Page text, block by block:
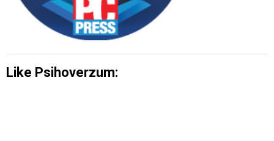
Like Psihoverzum: